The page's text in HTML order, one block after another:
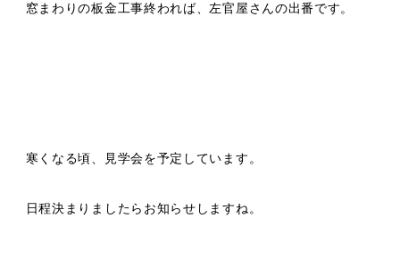
窓まわりの板金工事終われば、左官屋さんの出番です。
寒くなる頃、見学会を予定しています。
日程決まりましたらお知らせしますね。